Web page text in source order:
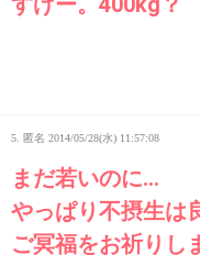
5. 匿名 2014/05/28(水) 11:57:08
まだ若いのに…
やっぱり不摂生は
ご冥福をお祈りし